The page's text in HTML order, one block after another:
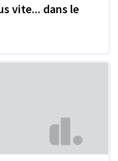
vite... dans le